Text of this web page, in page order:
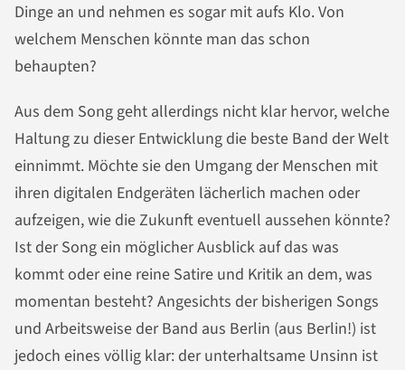
Dinge an und nehmen es sogar mit aufs Klo. Von
welchem Menschen könnte man das schon
behaupten?
Aus dem Song geht allerdings nicht klar hervor, welche
Haltung zu dieser Entwicklung die beste Band der Welt
einnimmt. Möchte sie den Umgang der Menschen mit
ihren digitalen Endgeräten lächerlich machen oder
aufzeigen, wie die Zukunft eventuell aussehen könnte?
Ist der Song ein möglicher Ausblick auf das was
kommt oder eine reine Satire und Kritik an dem, was
momentan besteht? Angesichts der bisherigen Songs
und Arbeitsweise der Band aus Berlin (aus Berlin!) ist
jedoch eines völlig klar: der unterhaltsame Unsinn ist